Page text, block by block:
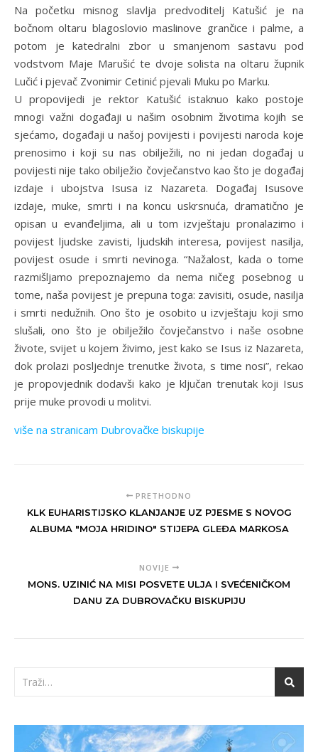
Na početku misnog slavlja predvoditelj Katušić je na
bočnom oltaru blagoslovio maslinove grančice i palme, a
potom je katedralni zbor u smanjenom sastavu pod
vodstvom Maje Marušić te dvoje solista na oltaru župnik
Lučić i pjevač Zvonimir Cetinić pjevali Muku po Marku.
U propovijedi je rektor Katušić istaknuo kako postoje
mnogi važni događaji u našim osobnim životima kojih se
sjećamo, događaji u našoj povijesti i povijesti naroda koje
prenosimo i koji su nas obilježili, no ni jedan događaj u
povijesti nije tako obilježio čovječanstvo kao što je događaj
izdaje i ubojstva Isusa iz Nazareta. Događaj Isusove
izdaje, muke, smrti i na koncu uskrsnuća, dramatično je
opisan u evanđeljima, ali u tom izvještaju pronalazimo i
povijest ljudske zavisti, ljudskih interesa, povijest nasilja,
povijest osude i smrti nevinoga. “Nažalost, kada o tome
razmišljamo prepoznajemo da nema ničeg posebnog u
tome, naša povijest je prepuna toga: zavisiti, osude, nasilja
i smrti nedužnih. Ono što je osobito u izvještaju koji smo
slušali, ono što je obilježilo čovječanstvo i naše osobne
živote, svijet u kojem živimo, jest kako se Isus iz Nazareta,
dok prolazi posljednje trenutke života, s time nosi”, rekao
je propovjednik dodavši kako je ključan trenutak koji Isus
prije muke provodi u molitvi.
više na stranicam Dubrovačke biskupije
PRETHODNO
KLK EUHARISTIJSKO KLANJANJE UZ PJESME S NOVOG
ALBUMA "MOJA HRIDINO" STIJEPA GLEĐA MARKOSA
NOVIJE
MONS. UZINIĆ NA MISI POSVETE ULJA I SVEĆENIČKOM
DANU ZA DUBROVAČKU BISKUPIJU